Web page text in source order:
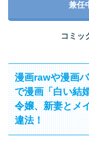
兼任
コミッ
漫画rawや漫画
で漫画「白い結
令嬢、新妻とメ
違法！